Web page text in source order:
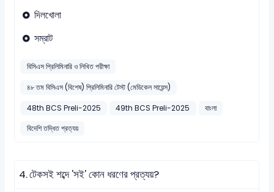
দিলখোলা
সম্রাট
বিসিএস প্রিলিমিনারি ও লিখিত পরীক্ষা
৪৮ তম বিসিএস (বিশেষ) প্রিলিমিনারি টেস্ট (মেডিকেল সায়েন্স)
48th BCS Preli-2025
49th BCS Preli-2025
বাংলা
বিদেশি তদ্ধিত প্রত্যয়
4.টেকসই শব্দে 'সই' কোন ধরণের প্রত্যয়?